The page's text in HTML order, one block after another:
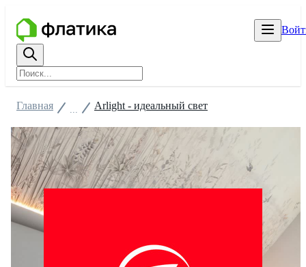
Главная Arlight - идеальный свет